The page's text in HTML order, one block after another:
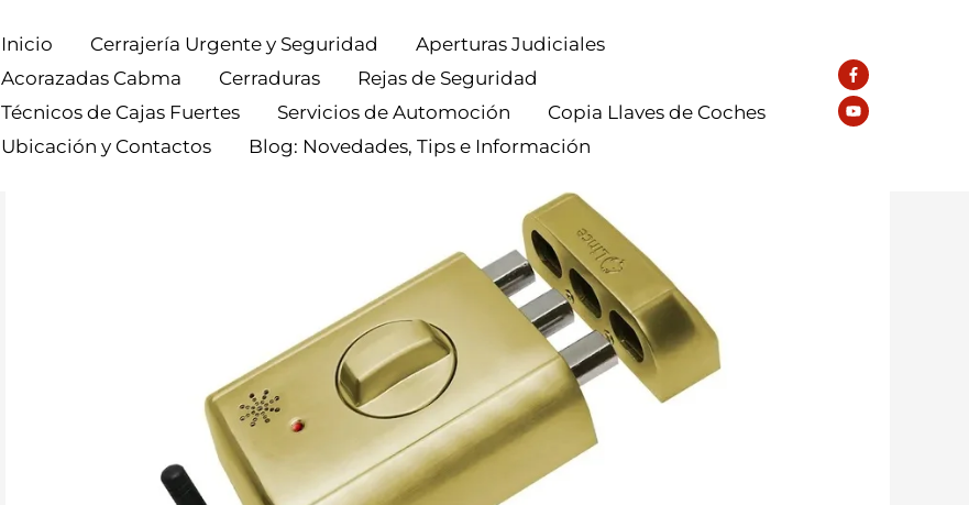
Inicio Cerrajería Urgente y Seguridad
Aperturas Judiciales
Acorazadas Cabma
Cerraduras
Rejas de Seguridad
Técnicos de Cajas Fuertes
Servicios de Automoción
Copia Llaves de Coches
Ubicación y Contactos
Blog: Novedades, Tips e Información